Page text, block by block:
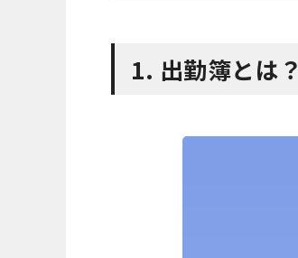
1. 出勤簿とは？